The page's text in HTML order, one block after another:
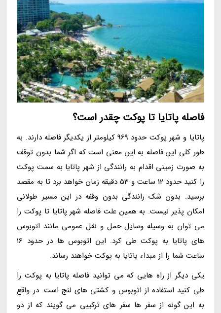
فاصله پاتایا تا پوکت چقدر است؟
پاتایا و شهر پوکت حدود 969 کیلومتر از یکدیگر فاصله دارند. به
طور کلی این فاصله به این معنی است که اگر شما بدون توقف
به صورت زمینی اقدام به رانندگی از شهر پاتایا به سمت پوکت
را کنید حدود 12 ساعت و 53 دقیقه زمان خواهد برد تا به مقصد
برسید. بدون شک رانندگی بدون وقفه در این مسیر طولانی
امکان پذیر نیست. به همین علت فاصله شهر پاتایا تا پوکت را
می توان به وسیله وسایل حمل و نقل عمومی مانند اتوبوس
های پاتایا به پوکت طی کرد. این اتوبوس ها در حدود 16
ساعت شما را از مبداء پاتایا به پوکت خواهند رساند.
یکی دیگر از راه هایی که می توانید فاصله پاتایا به پوکت را
طی کنید استفاده از اتوبوس و کشتی های لنج است. در واقع
به این گونه از سفر ها سفر های ترکیبی می گویند که از دو